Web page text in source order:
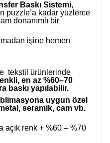
Baskı Sistemi,
puzzle’a kadar yüzlerce
donanımlı bir
işine hemen
tekstil ürünlerinde
en az %60–70
baskı yapılabilir.
uygun özel
seramik, cam vb.
açık renk + %60 – %70